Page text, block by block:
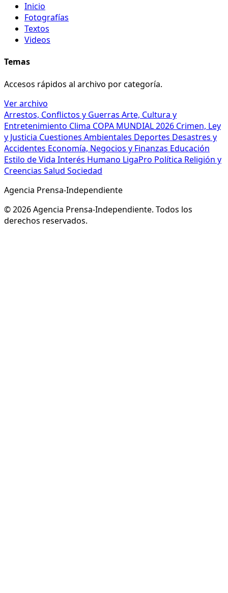
Inicio
Fotografías
Textos
Videos
Temas
Accesos rápidos al archivo por categoría.
Ver archivo
Arrestos, Conflictos y Guerras Arte, Cultura y
Entretenimiento Clima COPA MUNDIAL 2026 Crimen, Ley
y Justicia Cuestiones Ambientales Deportes Desastres y
Accidentes Economía, Negocios y Finanzas Educación
Estilo de Vida Interés Humano LigaPro Política Religión y
Creencias Salud Sociedad
Agencia Prensa-Independiente
© 2026 Agencia Prensa-Independiente. Todos los
derechos reservados.